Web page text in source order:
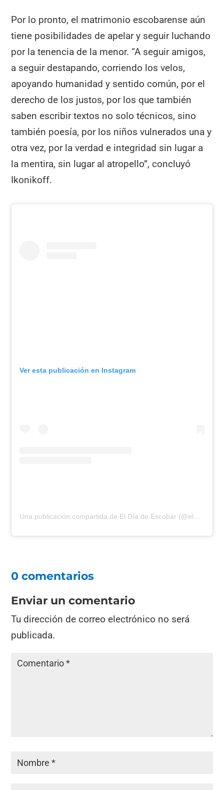
Por lo pronto, el matrimonio escobarense aún
tiene posibilidades de apelar y seguir luchando
por la tenencia de la menor. “A seguir amigos,
a seguir destapando, corriendo los velos,
apoyando humanidad y sentido común, por el
derecho de los justos, por los que también
saben escribir textos no solo técnicos, sino
también poesía, por los niños vulnerados una y
otra vez, por la verdad e integridad sin lugar a
la mentira, sin lugar al atropello”, concluyó
Ikonikoff.
Ver esta publicación en Instagram
0 comentarios
Enviar un comentario
Tu dirección de correo electrónico no será
publicada.